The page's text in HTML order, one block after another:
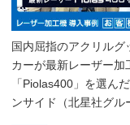
国内屈指のアクリルグ
カーが最新レーザー加
「Piolas400」を選ん
ンサイド（北星社グル